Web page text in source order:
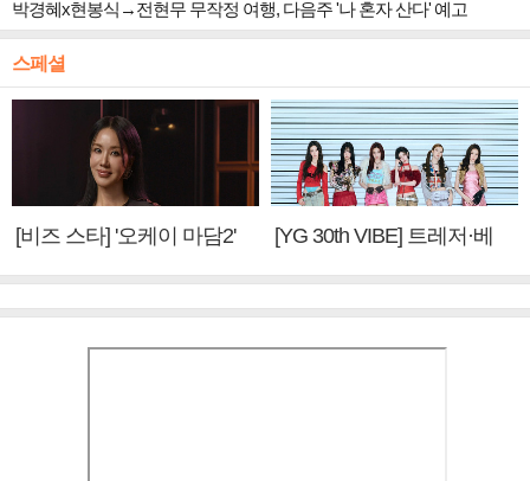
박경혜x현봉식→전현무 무작정 여행, 다음주 '나 혼자 산다' 예고
스페셜
[비즈 스타] '오케이 마담2'
[YG 30th VIBE] 트레저·베